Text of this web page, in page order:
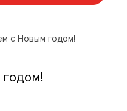
с Новым годом!